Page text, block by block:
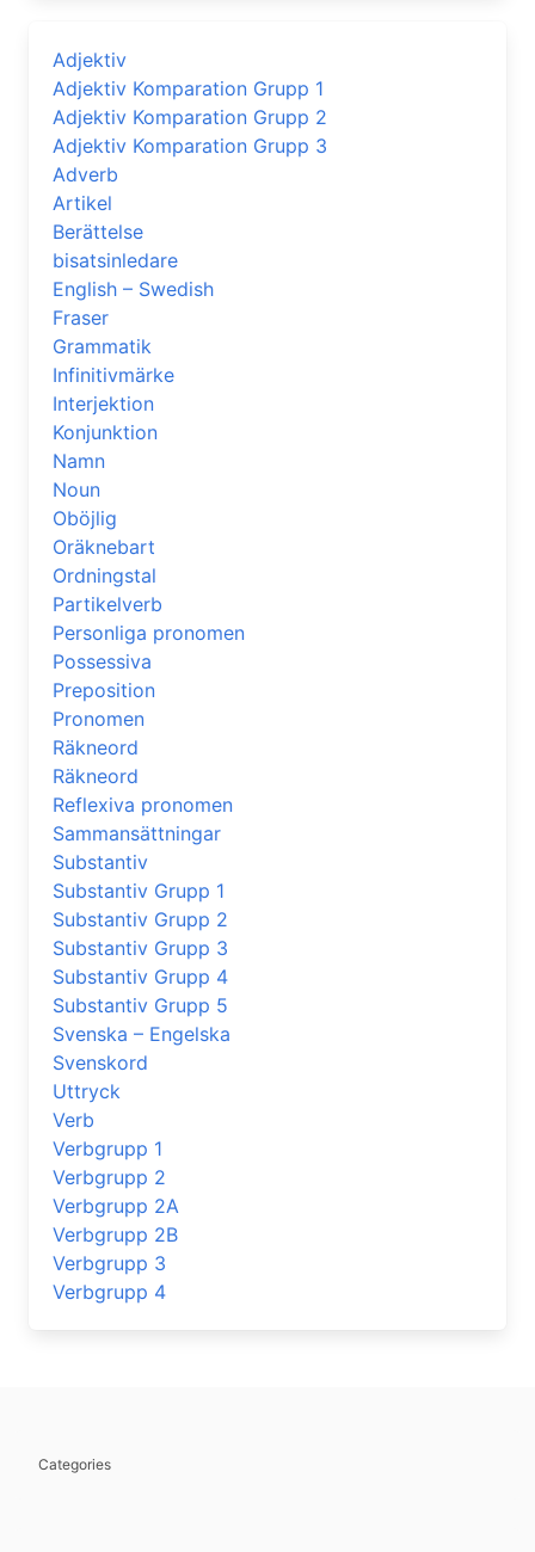
Adjektiv
Adjektiv Komparation Grupp 1
Adjektiv Komparation Grupp 2
Adjektiv Komparation Grupp 3
Adverb
Artikel
Berättelse
bisatsinledare
English – Swedish
Fraser
Grammatik
Infinitivmärke
Interjektion
Konjunktion
Namn
Noun
Oböjlig
Oräknebart
Ordningstal
Partikelverb
Personliga pronomen
Possessiva
Preposition
Pronomen
Räkneord
Räkneord
Reflexiva pronomen
Sammansättningar
Substantiv
Substantiv Grupp 1
Substantiv Grupp 2
Substantiv Grupp 3
Substantiv Grupp 4
Substantiv Grupp 5
Svenska – Engelska
Svenskord
Uttryck
Verb
Verbgrupp 1
Verbgrupp 2
Verbgrupp 2A
Verbgrupp 2B
Verbgrupp 3
Verbgrupp 4
Categories